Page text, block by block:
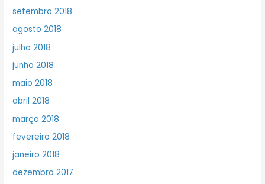
setembro 2018
agosto 2018
julho 2018
junho 2018
maio 2018
abril 2018
março 2018
fevereiro 2018
janeiro 2018
dezembro 2017